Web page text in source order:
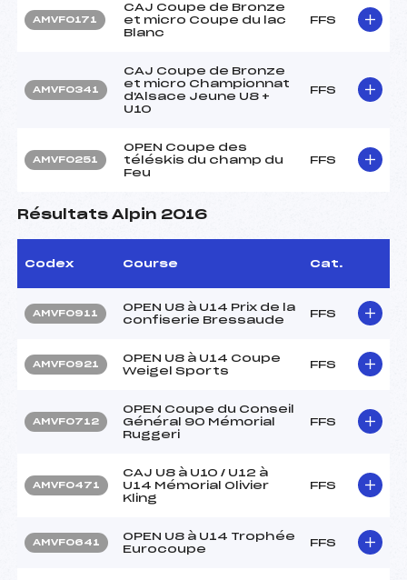
AMVF0171
CAJ Coupe de Bronze
et micro Coupe du lac
Blanc
FFS
AMVF0341
CAJ Coupe de Bronze
et micro Championnat
d'Alsace Jeune U8 +
U10
FFS
AMVF0251
OPEN Coupe des
téléskis du champ du
Feu
FFS
Résultats Alpin 2016
Codex Course Cat.
AMVF0911
OPEN U8 à U14 Prix de la
confiserie Bressaude
FFS
AMVF0921
OPEN U8 à U14 Coupe
Weigel Sports
FFS
AMVF0712
OPEN Coupe du Conseil
Général 90 Mémorial
Ruggeri
FFS
AMVF0471
CAJ U8 à U10 / U12 à
U14 Mémorial Olivier
Kling
FFS
AMVF0641
OPEN U8 à U14 Trophée
Eurocoupe
FFS